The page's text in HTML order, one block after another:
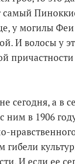
у могилы
И волосы у
сегодня, а в
ним в 1906
гибели
И если ее